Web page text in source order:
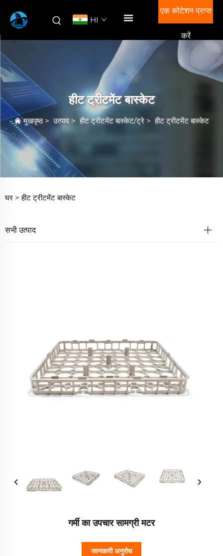
HI
एक कोटेशन प्राप्त
करें
हीट ट्रीटमेंट बास्केट
मुखपृष्ठ>उत्पाद>हीट ट्रीटमेंट बास्केट/ट्रे >हीट ट्रीटमेंट बास्केट
घर >हीट ट्रीटमेंट बास्केट
सभी उत्पाद
गर्मी का उपचार सामग्री मटर
जानकारी अनुरोध